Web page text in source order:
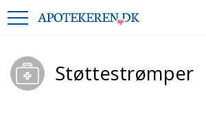
Støttestrømper